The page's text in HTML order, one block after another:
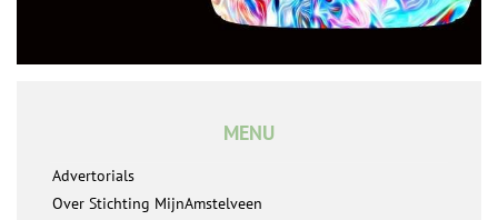
MENU
Advertorials
Over Stichting MijnAmstelveen